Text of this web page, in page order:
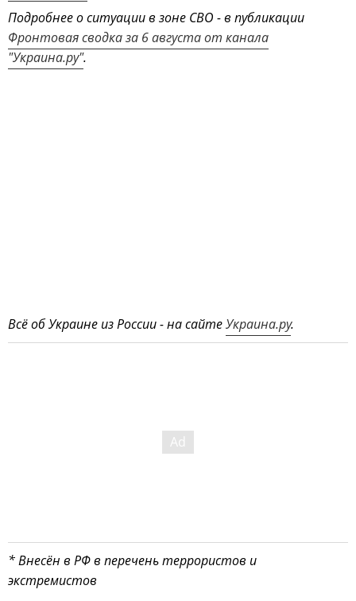
Подробнее о ситуации в зоне СВО - в публикации
Фронтовая сводка за 6 августа от канала
"Украина.ру".
Всё об Украине из России - на сайтеУкраина.ру.
* Внесён в РФ в перечень террористов и
экстремистов